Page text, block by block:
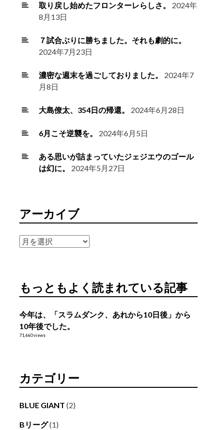
取り戻し始めたフロンターレらしさ。
2024年
8月13日
７試合ぶりに勝ちました。それも劇的に。
2024年7月23日
濃密な週末を過ごしておりました。
2024年7
月8日
大島僚太、354日の帰還。 2024年6月28日
6月こそ逆襲を。 2024年6月5日
ある思いが詰まっていたジェジエウのゴール
は幻に。
2024年5月27日
アーカイブ
ア
ブ
もっともよく読まれている記事
今年は、「スラムダンク、あれから10日後」から
10年後でした。
71,660 views
カテゴリー
BLUE GIANT (2)
Bリーグ(1)